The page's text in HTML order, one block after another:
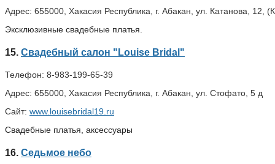
Адрес: 655000, Хакасия Республика, г. Абакан, ул. Катанова, 12,
Эксклюзивные свадебные платья.
15. Свадебный салон "Louise Bridal"
Телефон: 8-983-199-65-39
Адрес: 655000, Хакасия Республика, г. Абакан, ул. Стофато, 5 д
Сайт: www.louisebridal19.ru
Свадебные платья, аксессуары
16. Седьмое небо